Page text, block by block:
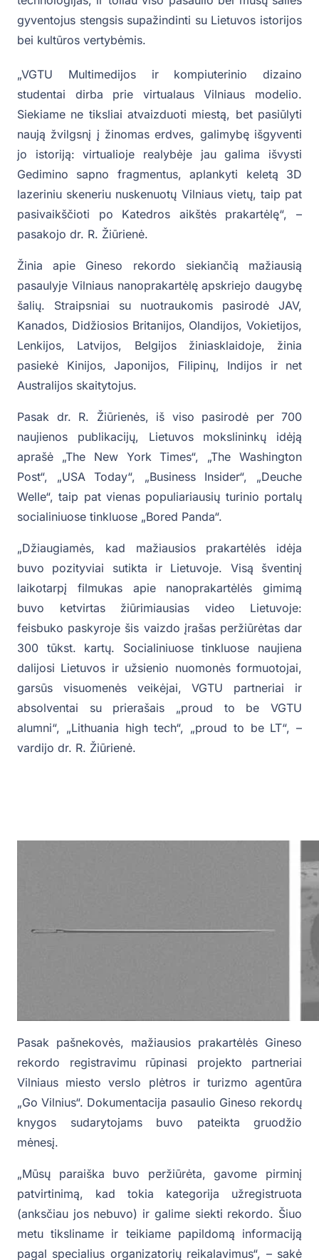
gyventojus stengsis supažindinti su Lietuvos istorijos
bei kultūros vertybėmis.
„VGTU Multimedijos ir kompiuterinio dizaino
studentai dirba prie virtualaus Vilniaus modelio.
Siekiame ne tiksliai atvaizduoti miestą, bet pasiūlyti
naują žvilgsnį į žinomas erdves, galimybę išgyventi
jo istoriją: virtualioje realybėje jau galima išvysti
Gedimino sapno fragmentus, aplankyti keletą 3D
lazeriniu skeneriu nuskenuotų Vilniaus vietų, taip pat
pasivaikščioti po Katedros aikštės prakartėlę“, –
pasakojo dr. R. Žiūrienė.
Žinia apie Gineso rekordo siekiančią mažiausią
pasaulyje Vilniaus nanoprakartėlę apskriejo daugybę
šalių. Straipsniai su nuotraukomis pasirodė JAV,
Kanados, Didžiosios Britanijos, Olandijos, Vokietijos,
Lenkijos, Latvijos, Belgijos žiniasklaidoje, žinia
pasiekė Kinijos, Japonijos, Filipinų, Indijos ir net
Australijos skaitytojus.
Pasak dr. R. Žiūrienės, iš viso pasirodė per 700
naujienos publikacijų, Lietuvos mokslininkų idėją
aprašė „The New York Times“, „The Washington
Post“, „USA Today“, „Business Insider“, „Deuche
Welle“, taip pat vienas populiariausių turinio portalų
socialiniuose tinkluose „Bored Panda“.
„Džiaugiamės, kad mažiausios prakartėlės idėja
buvo pozityviai sutikta ir Lietuvoje. Visą šventinį
laikotarpį filmukas apie nanoprakartėlės gimimą
buvo ketvirtas žiūrimiausias video Lietuvoje:
feisbuko paskyroje šis vaizdo įrašas peržiūrėtas dar
300 tūkst. kartų. Socialiniuose tinkluose naujiena
dalijosi Lietuvos ir užsienio nuomonės formuotojai,
garsūs visuomenės veikėjai, VGTU partneriai ir
absolventai su prierašais „proud to be VGTU
alumni“, „Lithuania high tech“, „proud to be LT“, –
vardijo dr. R. Žiūrienė.
Pasak pašnekovės, mažiausios prakartėlės Gineso
rekordo registravimu rūpinasi projekto partneriai
Vilniaus miesto verslo plėtros ir turizmo agentūra
„Go Vilnius“. Dokumentacija pasaulio Gineso rekordų
knygos sudarytojams buvo pateikta gruodžio
mėnesį.
„Mūsų paraiška buvo peržiūrėta, gavome pirminį
patvirtinimą, kad tokia kategorija užregistruota
(anksčiau jos nebuvo) ir galime siekti rekordo. Šiuo
metu tiksliname ir teikiame papildomą informaciją
pagal specialius organizatorių reikalavimus“, – sakė